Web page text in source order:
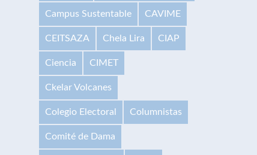
Campus Sustentable CAVIME
CEITSAZA Chela Lira CIAP
Ciencia CIMET
Ckelar Volcanes
Colegio Electoral Columnistas
Comité de Dama